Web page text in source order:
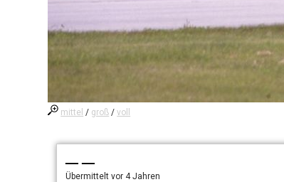
mittel / groß /voll
— —
Übermitteltvor 4 Jahren